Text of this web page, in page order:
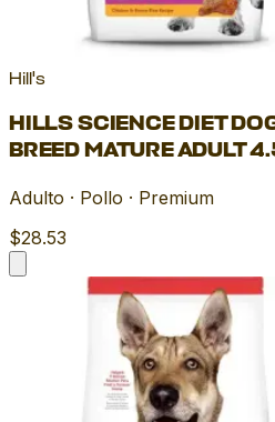
Hill's
HILLS SCIENCE DIET
BREED MATURE ADULT
Adulto · Pollo · Premium
$28.53